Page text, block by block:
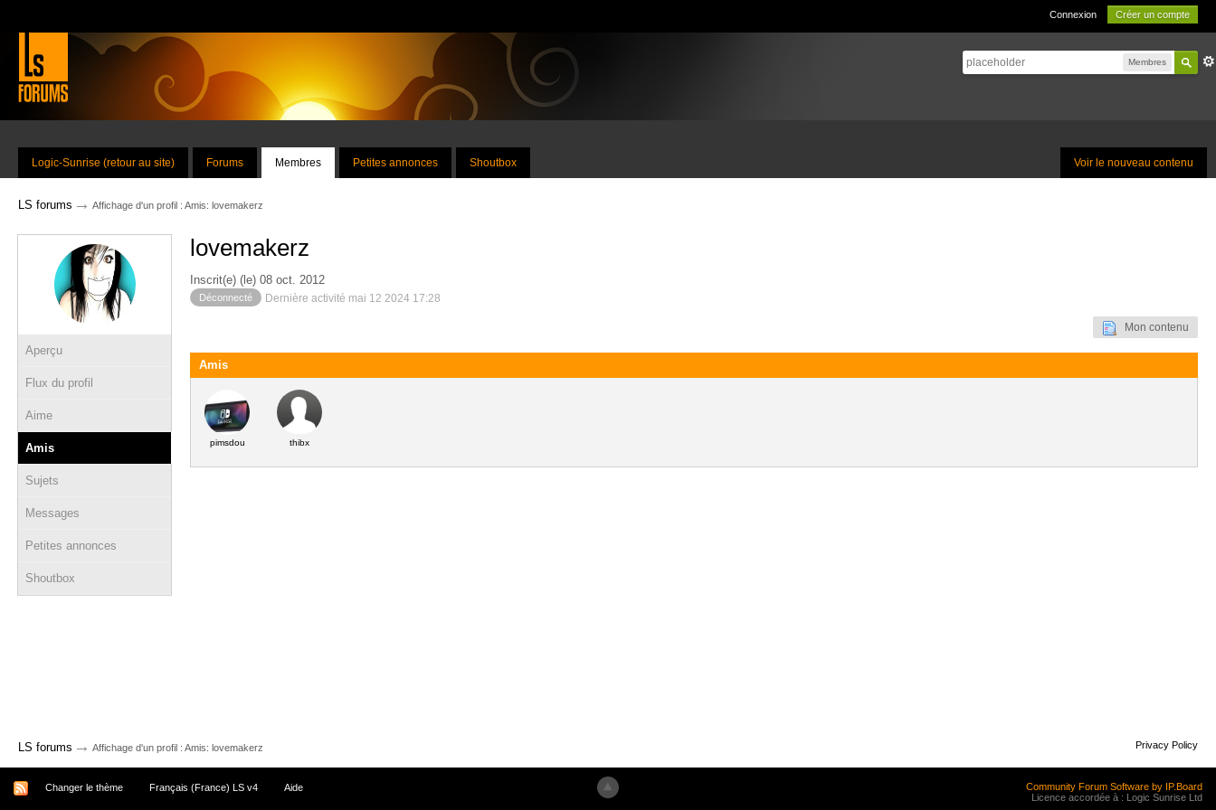
Connexion Créer un compte
Membres
Voir le nouveau contenu
Logic-Sunrise (retour au site) Forums Membres Petites annonces Shoutbox
LS forums → Affichage d'un profil : Amis: lovemakerz
Aperçu
Flux du profil
Aime
Amis
Sujets
Messages
Petites annonces
Shoutbox
lovemakerz
Inscrit(e) (le) 08 oct. 2012
Déconnecté Dernière activité mai 12 2024 17:28
Mon contenu
Amis
pimsdou thibx
LS forums → Affichage d'un profil : Amis: lovemakerz Privacy Policy
Changer le thème Français (France) LS v4 Aide
Community Forum Software by IP.Board
Licence accordée à : Logic Sunrise Ltd